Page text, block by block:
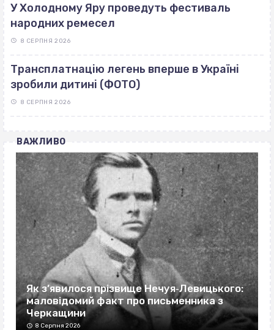
У Холодному Яру проведуть фестиваль
народних ремесел
8 СЕРПНЯ 2026
Трансплатнацію легень вперше в Україні
зробили дитині (ФОТО)
8 СЕРПНЯ 2026
ВАЖЛИВО
Як з’явилося прізвище Нечуя‐Левицького:
маловідомий факт про письменника з
Черкащини
8 Серпня 2026